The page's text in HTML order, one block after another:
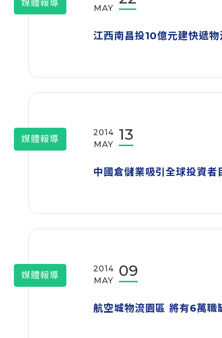
媒體報導
MAY
江西南昌投10億元建快遞物
媒體報導
2014
MAY
13
中國倉儲業吸引全球投資者
媒體報導
2014
MAY
09
航空城物流園區 將有6萬職